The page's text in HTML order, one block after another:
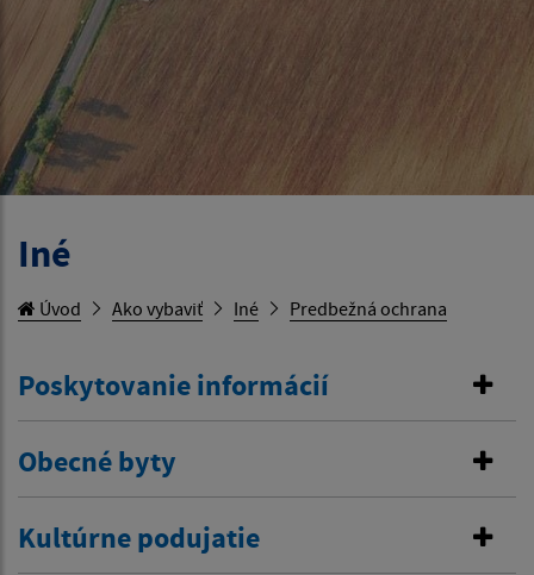
Iné
Úvod Ako vybaviť Iné Predbežná ochrana
Poskytovanie informácií
Obecné byty
Kultúrne podujatie